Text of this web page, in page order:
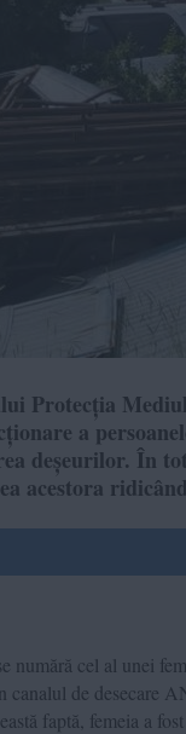
Protecția
a
deșeurilor. În
acestora
numără cel al unei
canalul de desecare
faptă, femeia a